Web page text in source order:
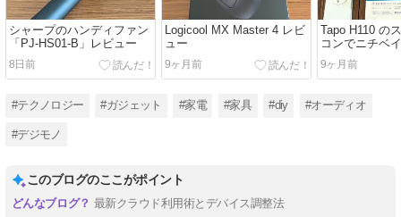
シャープのハンディファン
「PJ-HS01-B」レビュー
8日前
Logicool MX Master 4 レビ
ュー
9ヶ月前
Tapo H110 の
コンでニチベ
インド「アル
マート化する
9ヶ月前
#テクノロジー #ガジェット #家電 #家具 #diy #オーディオ
#デジモノ
このブログのここがポイント
最新クラウド利用術とデバイス調整法